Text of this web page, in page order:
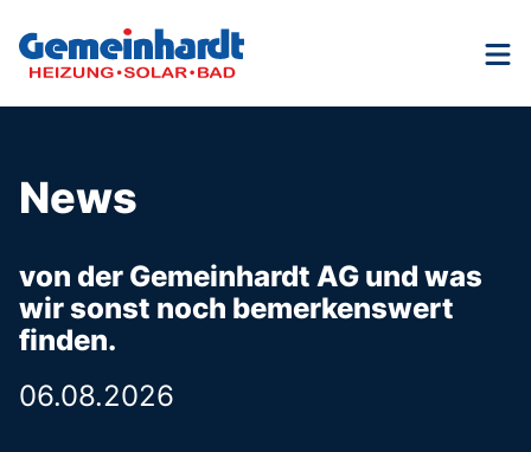
News
von der Gemeinhardt AG und was
wir sonst noch bemerkenswert
finden.
06.08.2026